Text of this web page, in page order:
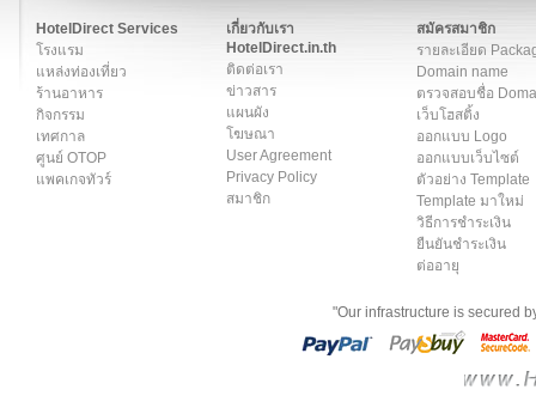
HotelDirect Services
โรงแรม
แหล่งท่องเที่ยว
ร้านอาหาร
กิจกรรม
เทศกาล
ศูนย์ OTOP
แพคเกจทัวร์
เกี่ยวกับเรา
HotelDirect.in.th
ติดต่อเรา
ข่าวสาร
แผนผัง
โฆษณา
User Agreement
Privacy Policy
สมาชิก
สมัครสมาชิก
รายละเอียด
Domain name
ตรวจสอบชื่อ
เว็บโฮสติ้ง
ออกแบบ Logo
ออกแบบเว็บไซต์
ตัวอย่าง Template
Template มาใหม่
วิธีการชำระเงิน
ยืนยันชำระเงิน
ต่ออายุ
"Our infrastructure is secured